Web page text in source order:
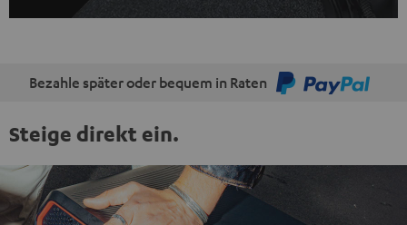
Bezahle später oder bequem in Raten
Steige direkt ein.